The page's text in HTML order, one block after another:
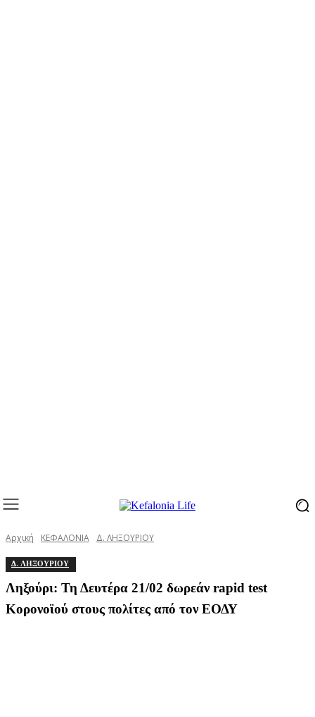
Αρχική ΚΕΦΑΛΟΝΙΑ Δ. ΛΗΞΟΥΡΙΟΥ
Δ. ΛΗΞΟΥΡΙΟΥ
Ληξούρι: Τη Δευτέρα 21/02 δωρεάν rapid test
Κορονοϊού στους πολίτες από τον ΕΟΔΥ